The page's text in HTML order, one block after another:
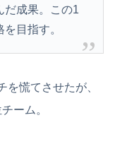
だ成果。この1
目指す。
慌てさせたが、
ーム。